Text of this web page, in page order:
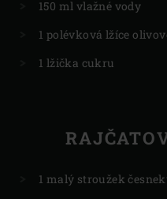
150 ml vlažné vody
1 polévková lžíce
1 lžička cukru
1 malý stroužek